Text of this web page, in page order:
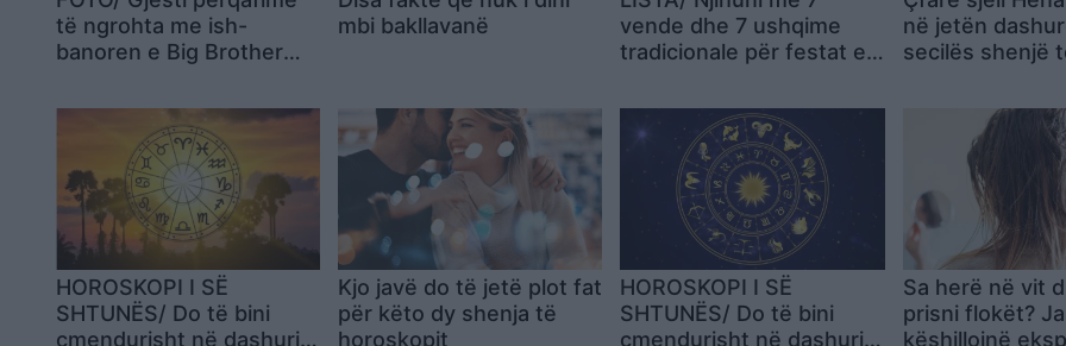
të ngrohta me ish-
banoren e Big Brother
mbi bakllavanë
vende dhe 7 ushqime
tradicionale për festat e
në jetën
secilës shenjë
HOROSKOPI I SË
SHTUNËS/ Do të bini
çmendurisht në dashuri
Kjo javë do të jetë plot fat
për këto dy shenja të
horoskopit
HOROSKOPI I SË
SHTUNËS/ Do të bini
çmendurisht në dashuri
Sa herë në vit
prisni flokët?
këshillojnë